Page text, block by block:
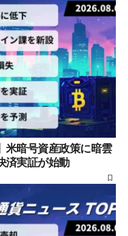
米暗号資産政策に暗雲
実証が始動